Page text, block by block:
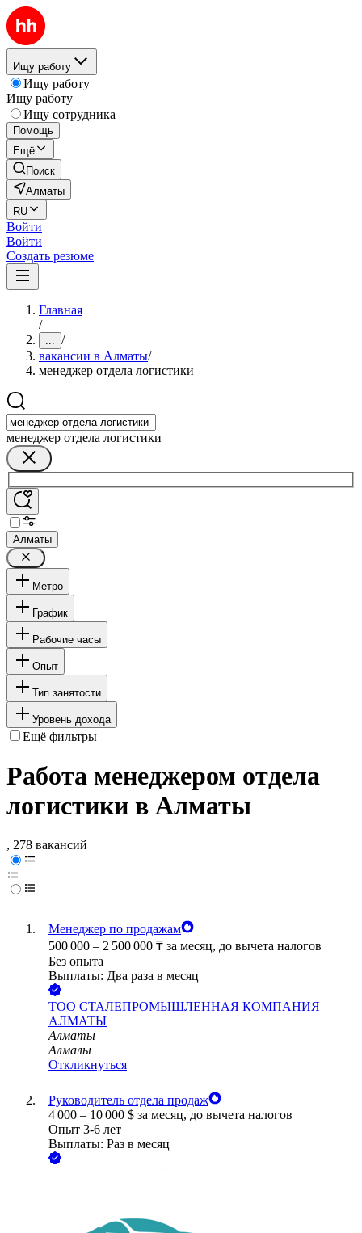
Ищу работу
Ищу работу
Ищу работу
Ищу сотрудника
Помощь
Ещё
Поиск
Алматы
RU
Войти
Войти
Создать резюме
Главная
/
... /
вакансии в Алматы/
менеджер отдела логистики
менеджер отдела логистики
Алматы
Метро
График
Рабочие часы
Опыт
Тип занятости
Уровень дохода
Ещё фильтры
Работа менеджером отдела
логистики в Алматы
, 278 вакансий
Менеджер по продажам
500 000 – 2 500 000 ₸ за месяц, до вычета налогов
Без опыта
Выплаты: Два раза в месяц
ТОО СТАЛЕПРОМЫШЛЕННАЯ КОМПАНИЯ
АЛМАТЫ
Алматы
Алмалы
Откликнуться
Руководитель отдела продаж
4 000 – 10 000 $ за месяц, до вычета налогов
Опыт 3-6 лет
Выплаты: Раз в месяц